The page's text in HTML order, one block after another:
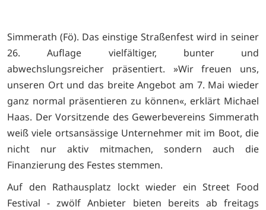
Simmerath (Fö). Das einstige Straßenfest wird in seiner
26. Auflage vielfältiger, bunter und
abwechslungsreicher präsentiert. »Wir freuen uns,
unseren Ort und das breite Angebot am 7. Mai wieder
ganz normal präsentieren zu können«, erklärt Michael
Haas. Der Vorsitzende des Gewerbevereins Simmerath
weiß viele ortsansässige Unternehmer mit im Boot, die
nicht nur aktiv mitmachen, sondern auch die
Finanzierung des Festes stemmen.
Auf den Rathausplatz lockt wieder ein Street Food
Festival - zwölf Anbieter bieten bereits ab freitags